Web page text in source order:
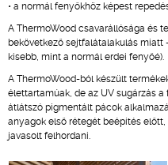
• a normál fenyőkhöz képest
A ThermoWood csavarállósága és
bekövetkező sejtfalátalakulás miatt
kisebb, mint a normál erdei fenyőé).
A ThermoWood-ból készült
élettartamúak, de az UV sugárzás
átlátszó pigmentált pácok
anyagok első rétegét beépítés
javasolt felhordani.